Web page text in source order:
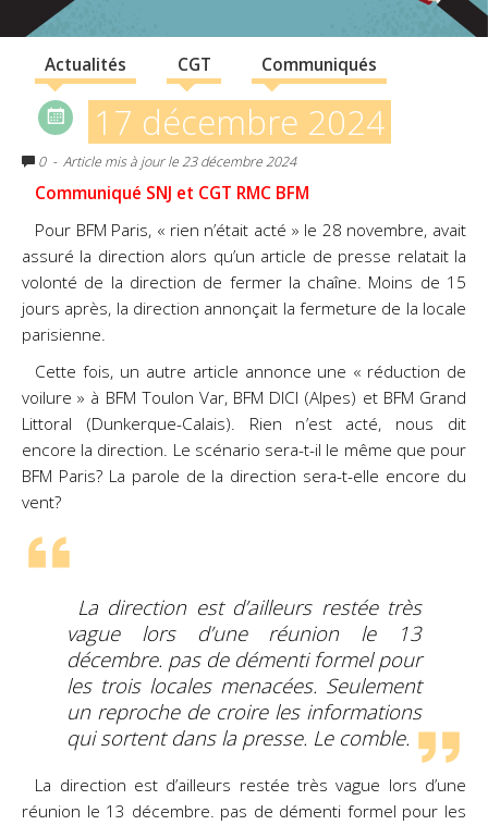
Actualités CGT Communiqués
17 décembre 2024
0 - Article mis à jour le 23 décembre 2024
Communiqué SNJ et CGT RMC BFM
Pour BFM Paris, « rien n’était acté » le 28 novembre, avait
assuré la direction alors qu’un article de presse relatait la
volonté de la direction de fermer la chaîne. Moins de 15
jours après, la direction annonçait la fermeture de la locale
parisienne.
Cette fois, un autre article annonce une « réduction de
voilure » à BFM Toulon Var, BFM DICI (Alpes) et BFM Grand
Littoral (Dunkerque-Calais). Rien n’est acté, nous dit
encore la direction. Le scénario sera-t-il le même que pour
BFM Paris? La parole de la direction sera-t-elle encore du
vent?
La direction est d’ailleurs restée très
vague lors d’une réunion le 13
décembre. pas de démenti formel pour
les trois locales menacées. Seulement
un reproche de croire les informations
qui sortent dans la presse. Le comble.
La direction est d’ailleurs restée très vague lors d’une
réunion le 13 décembre. pas de démenti formel pour les